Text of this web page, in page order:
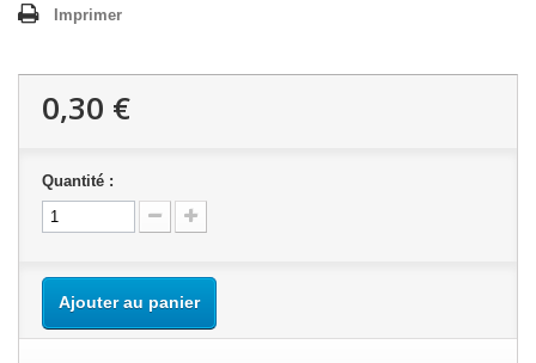
Imprimer
0,30 €
Quantité :
Ajouter au panier